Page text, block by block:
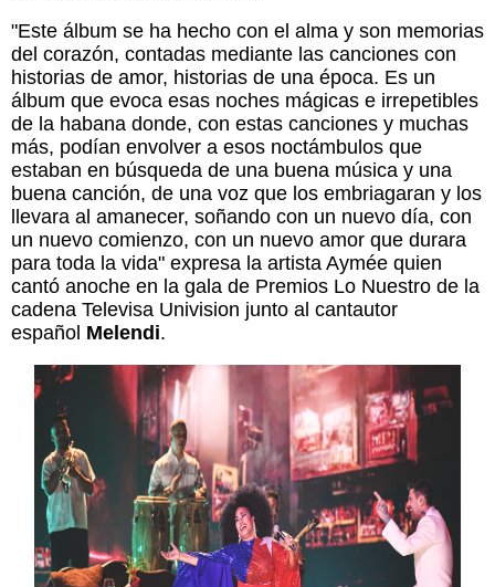
"Este álbum se ha hecho con el alma y son memorias
del corazón, contadas mediante las canciones con
historias de amor, historias de una época. Es un
álbum que evoca esas noches mágicas e irrepetibles
de la habana donde, con estas canciones y muchas
más, podían envolver a esos noctámbulos que
estaban en búsqueda de una buena música y una
buena canción, de una voz que los embriagaran y los
llevara al amanecer, soñando con un nuevo día, con
un nuevo comienzo, con un nuevo amor que durara
para toda la vida" expresa la artista Aymée quien
cantó anoche en la gala de Premios Lo Nuestro de la
cadena Televisa Univision junto al cantautor
español Melendi.